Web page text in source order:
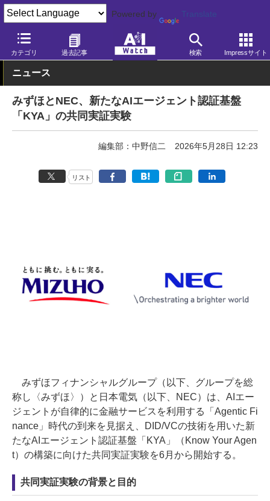
Powered by Translate
カテゴリ 過去記事 検索 Impressサイト
AI Watch 開発・インフラ
ニュース
みずほとNEC、新たなAIエージェント認証基盤
「KYA」の共同実証実験
編集部：中野信二 2026年5月28日 12:23
リスト
みずほフィナンシャルグループ（以下、グループを総
称し〈みずほ〉）と日本電気（以下、NEC）は、AIエー
ジェントが自律的に金融サービスを利用する「Agentic Fi
nance」時代の到来を見据え、DID/VCの技術を用いた新
たなAIエージェント認証基盤「KYA」（Know Your Agen
t）の構築に向けた共同実証実験を6月から開始する。
共同実証実験の背景と目的